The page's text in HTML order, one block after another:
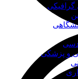
و پزشکی